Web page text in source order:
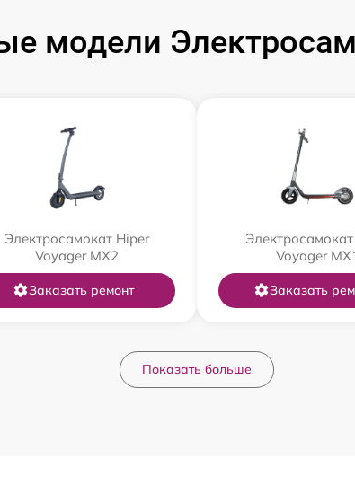
модели
Электросамокат Hiper
Voyager MX2
Заказать ремонт
Voyager
Заказать
Показать больше